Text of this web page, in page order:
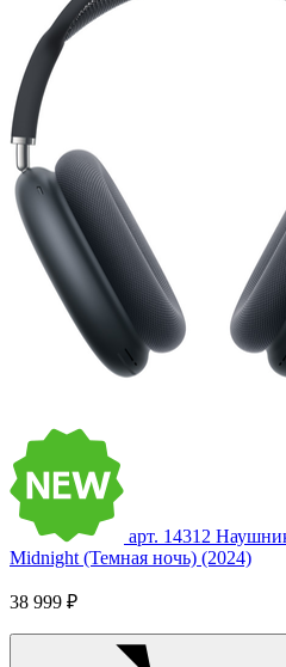
арт. 14312
Midnight (Темная ночь) (2024)
38 999 ₽